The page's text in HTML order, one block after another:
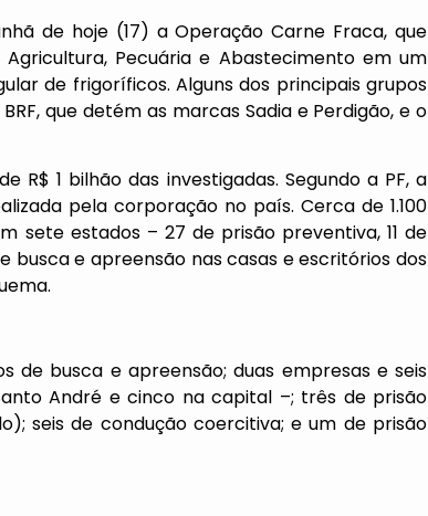
de hoje (17) a Operação Carne Fraca, que
Pecuária e Abastecimento em um
de frigoríficos. Alguns dos principais grupos
que detém as marcas Sadia e Perdigão, e o
R$ 1 bilhão das investigadas. Segundo a PF, a
pela corporação no país. Cerca de 1.100
sete estados – 27 de prisão preventiva, 11 de
busca e apreensão nas casas e escritórios dos
de busca e apreensão; duas empresas e seis
André e cinco na capital –; três de prisão
seis de condução coercitiva; e um de prisão